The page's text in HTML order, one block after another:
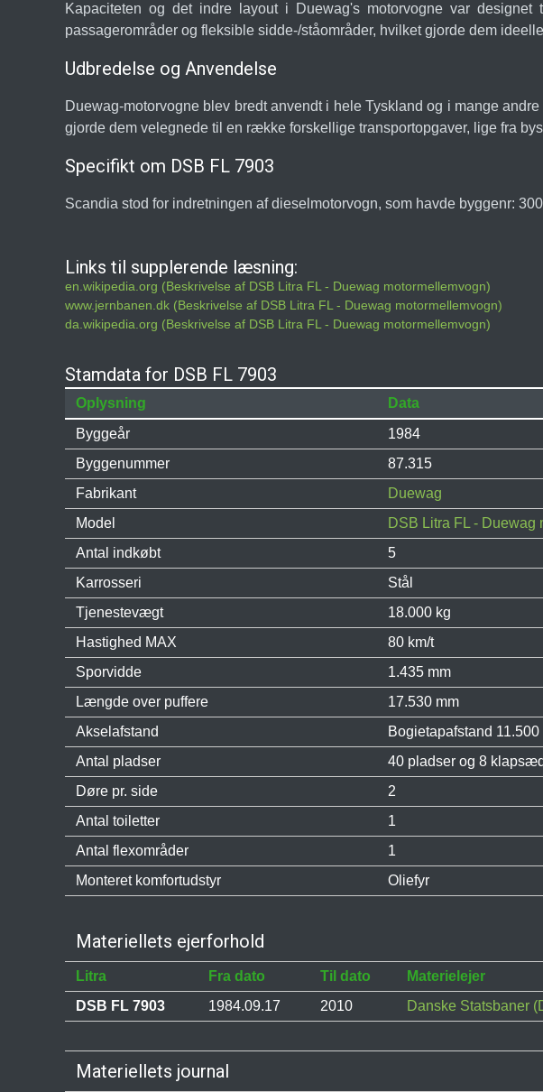
Kapaciteten og det indre layout i Duewag's motorvogne var
passagerområder og fleksible sidde-/ståområder, hvilket gjorde dem
Udbredelse og Anvendelse
Duewag-motorvogne blev bredt anvendt i hele Tyskland og i mange
gjorde dem velegnede til en række forskellige transportopgaver, lige fra
Specifikt om DSB FL 7903
Scandia stod for indretningen af dieselmotorvogn, som havde byggenr:
Links til supplerende læsning:
en.wikipedia.org (Beskrivelse af DSB Litra FL - Duewag motormellemvogn)
www.jernbanen.dk (Beskrivelse af DSB Litra FL - Duewag motormellemvogn)
da.wikipedia.org (Beskrivelse af DSB Litra FL - Duewag motormellemvogn)
Stamdata for DSB FL 7903
Oplysning
Data
Byggeår
1984
Byggenummer
87.315
Fabrikant
Duewag
Model
DSB Litra FL - Duewag
Antal indkøbt
5
Karrosseri
Stål
Tjenestevægt
18.000 kg
Hastighed MAX
80 km/t
Sporvidde
1.435 mm
Længde over puffere
17.530 mm
Akselafstand
Bogietapafstand
Antal pladser
40 pladser og 8
Døre pr. side
2
Antal toiletter
1
Antal flexområder
1
Monteret komfortudstyr
Oliefyr
Materiellets ejerforhold
Litra Fra dato Til dato Materielejer
DSB FL 7903
1984.09.17 2010 Danske Statsbaner
Materiellets journal